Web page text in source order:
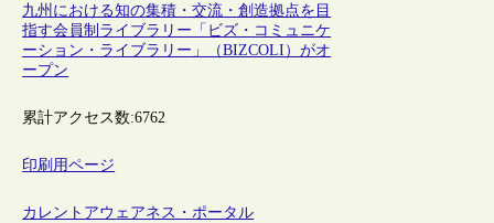
九州における知の集積・交流・創造拠点を目
指す会員制ライブラリー「ビズ・コミュニケ
ーション・ライブラリー」（BIZCOLI）がオ
ープン
累計アクセス数:6762
印刷用ページ
カレントアウェアネス・ポータル